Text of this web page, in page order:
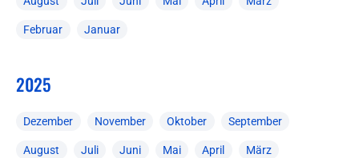
Februar Januar
2025
Dezember November Oktober September
August Juli Juni Mai April März